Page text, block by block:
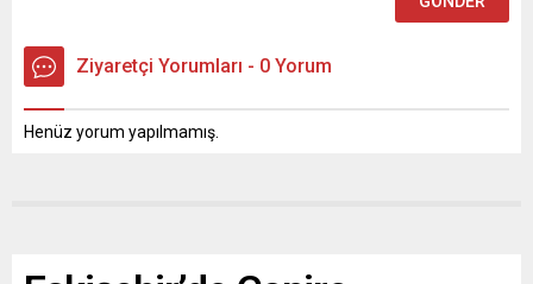
Ziyaretçi Yorumları - 0 Yorum
Henüz yorum yapılmamış.